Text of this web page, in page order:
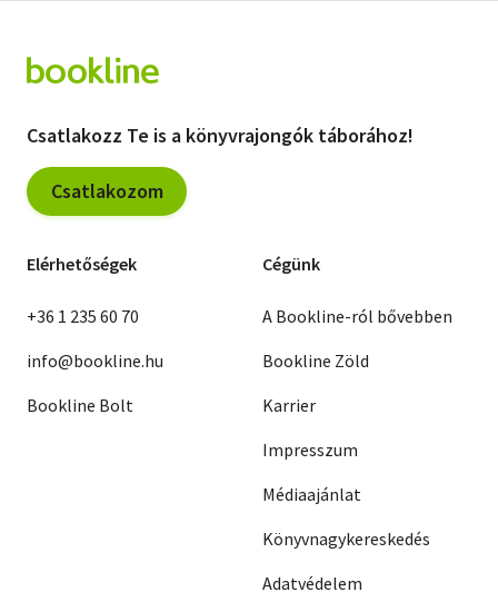
Csatlakozz Te is a könyvrajongók táborához!
Csatlakozom
Elérhetőségek
+36 1 235 60 70
info@bookline.hu
Bookline Bolt
Cégünk
A Bookline-ról bővebben
Bookline Zöld
Karrier
Impresszum
Médiaajánlat
Könyvnagykereskedés
Adatvédelem